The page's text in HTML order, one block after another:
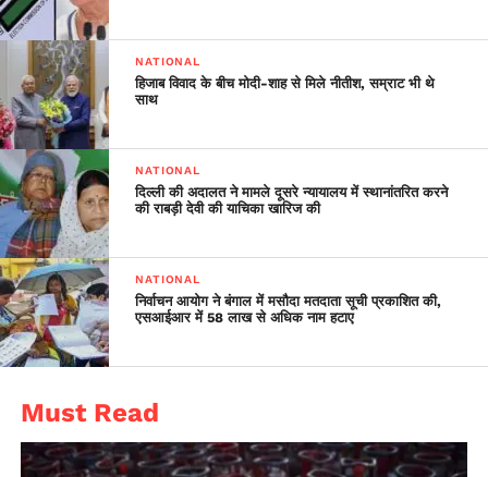
NATIONAL
हिजाब विवाद के बीच मोदी-शाह से मिले नीतीश, सम्राट भी थे
साथ
NATIONAL
दिल्ली की अदालत ने मामले दूसरे न्यायालय में स्थानांतरित करने
की राबड़ी देवी की याचिका खारिज की
NATIONAL
निर्वाचन आयोग ने बंगाल में मसौदा मतदाता सूची प्रकाशित की,
एसआईआर में 58 लाख से अधिक नाम हटाए
Must Read